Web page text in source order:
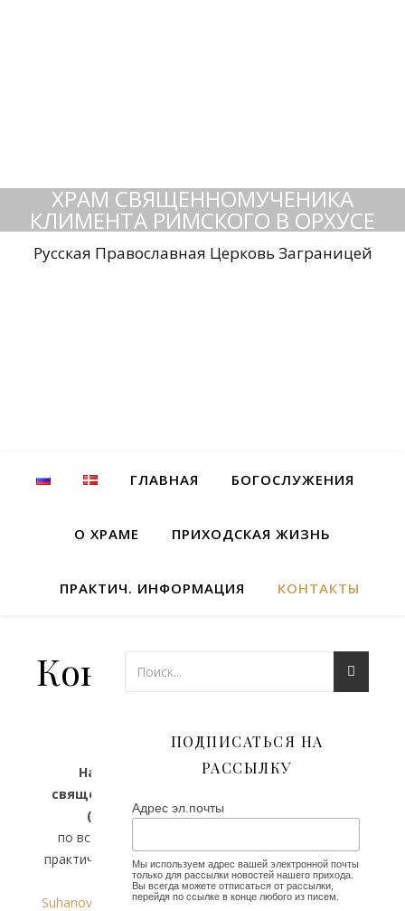
ХРАМ СВЯЩЕННОМУЧЕНИКА
КЛИМЕНТА РИМСКОГО В ОРХУСЕ
Русская Православная Церковь Заграницей
ГЛАВНАЯ БОГОСЛУЖЕНИЯ
О ХРАМЕ ПРИХОДСКАЯ ЖИЗНЬ
ПРАКТИЧ. ИНФОРМАЦИЯ КОНТАКТЫ
Контакты
Настоятель
священник Михаил
(Суханов)
по всем духовным и
практическим вопросам
email:
SuhanovMP@outlook.com
ПОДПИСАТЬСЯ НА
РАССЫЛКУ
Адрес эл.почты
Мы используем адрес вашей электронной почты
только для рассылки новостей нашего прихода.
Вы всегда можете отписаться от рассылки,
перейдя по ссылке в конце любого из писем.